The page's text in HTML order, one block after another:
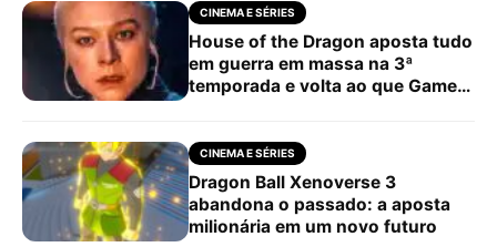
CINEMA E SÉRIES
House of the Dragon aposta tudo
em guerra em massa na 3ª
temporada e volta ao que Game
CINEMA E SÉRIES
Dragon Ball Xenoverse 3
abandona o passado: a aposta
milionária em um novo futuro